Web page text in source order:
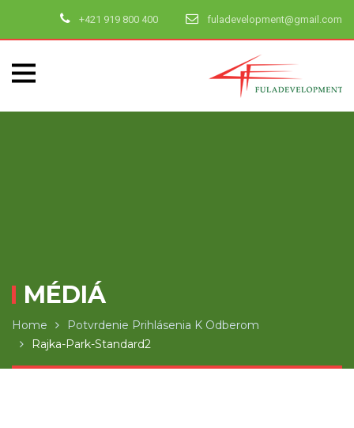
+421 919 800 400 fuladevelopment@gmail.com
MÉDIÁ
Home
Potvrdenie Prihlásenia K Odberom
Rajka-Park-Standard2